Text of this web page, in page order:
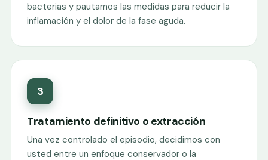
bacterias y pautamos las medidas para reducir la
inflamación y el dolor de la fase aguda.
3
Tratamiento definitivo o extracción
Una vez controlado el episodio, decidimos con
usted entre un enfoque conservador o la